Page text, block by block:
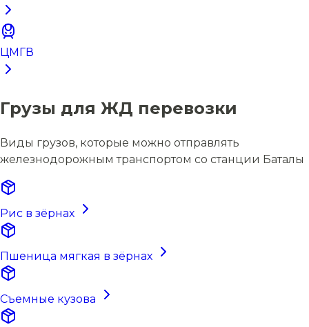
ЦМГВ
Грузы для ЖД перевозки
Виды грузов, которые можно отправлять
железнодорожным транспортом со станции Баталы
Рис в зёрнах
Пшеница мягкая в зёрнах
Съемные кузова